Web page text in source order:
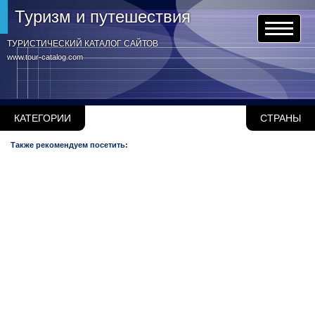
www.tour-catalog.com
Туризм и путешествия
ТУРИСТИЧЕСКИЙ КАТАЛОГ САЙТОВ
КАТЕГОРИИ СТРАНЫ
Также рекомендуем посетить: